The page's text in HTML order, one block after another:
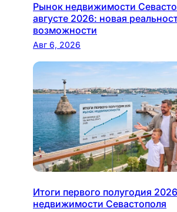
Рынок недвижимости
августе 2026: новая
возможности
Авг 6, 2026
Итоги первого полугодия
недвижимости Севастополя